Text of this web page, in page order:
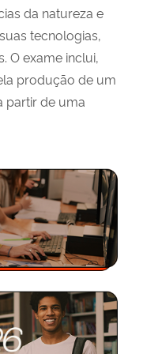
da natureza e
tecnologias,
O exame inclui,
produção de um
partir de uma